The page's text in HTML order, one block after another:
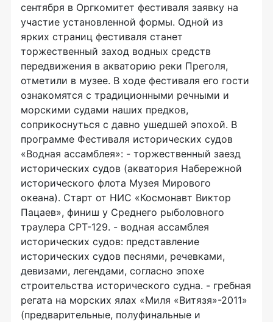
сентября в Оргкомитет фестиваля заявку на
участие установленной формы. Одной из
ярких страниц фестиваля станет
торжественный заход водных средств
передвижения в акваторию реки Преголя,
отметили в музее. В ходе фестиваля его гости
ознакомятся с традиционными речными и
морскими судами наших предков,
соприкоснуться с давно ушедшей эпохой. В
программе Фестиваля исторических судов
«Водная ассамблея»: - торжественный заезд
исторических судов (акватория Набережной
исторического флота Музея Мирового
океана). Старт от НИС «Космонавт Виктор
Пацаев», финиш у Среднего рыболовного
траулера СРТ-129. - водная ассамблея
исторических судов: представление
исторических судов песнями, речевками,
девизами, легендами, согласно эпохе
строительства исторического судна. - гребная
регата на морских ялах «Миля «Витязя»-2011»
(предварительные, полуфинальные и